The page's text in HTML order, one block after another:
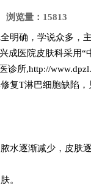
浏览量：15813
明确，学说众多，
成医院皮肤科采用“
诊所,http://
复T淋巴细胞缺陷，
水逐渐减少，皮肤
。